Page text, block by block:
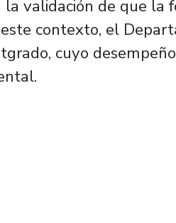
validación de que la
contexto, el
cuyo
de excelencia